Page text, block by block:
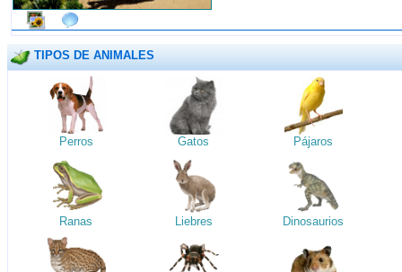
TIPOS DE ANIMALES
Perros Gatos Pájaros
Ranas Liebres Dinosaurios